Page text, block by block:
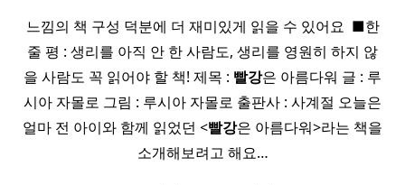
느낌의 책 구성 덕분에 더 재미있게 읽을 수 있어요 ​ ■한
줄 평 : 생리를 아직 안 한 사람도, 생리를 영원히 하지 않
을 사람도 꼭 읽어야 할 책! 제목 : 빨강은 아름다워 글 : 루
시아 자몰로 그림 : 루시아 자몰로 출판사 : 사계절 오늘은
얼마 전 아이와 함께 읽었던 <빨강은 아름다워>라는 책을
소개해보려고 해요…